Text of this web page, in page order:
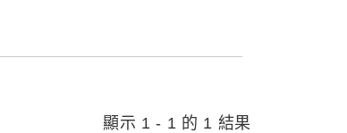
顯示 1 - 1 的 1 結果